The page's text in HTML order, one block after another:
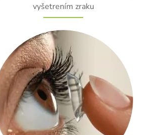
vyšetrením zraku